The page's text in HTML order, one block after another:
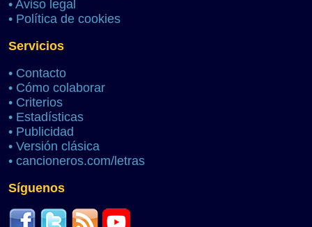
• Aviso legal
• Política de cookies
Servicios
• Contacto
• Cómo colaborar
• Criterios
• Estadísticas
• Publicidad
• Versión clásica
• cancioneros.com/letras
Síguenos